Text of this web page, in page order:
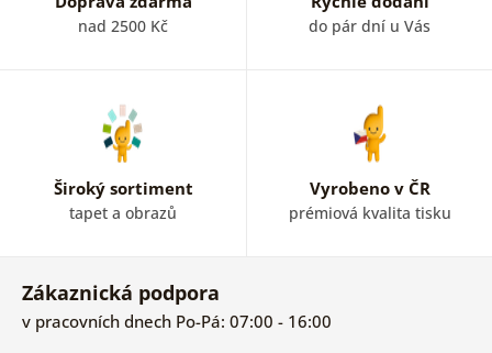
nad 2500 Kč do pár dní u Vás
Široký sortiment
tapet a obrazů
Vyrobeno v ČR
prémiová kvalita tisku
Zákaznická podpora
v pracovních dnech Po-Pá: 07:00 - 16:00